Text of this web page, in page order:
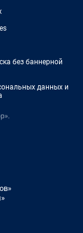
без баннерной
данных и